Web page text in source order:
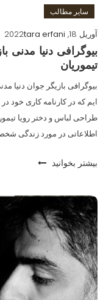
سایر مطالب
آوریل 18, 2022
tara erfani
بیوگرافی دنیا
تیموریان
بیوگرافی بازیگر جوان دنیا
ایم که در کارنامه کاری
طراحی لباس و دختر رویا
اطلاعاتی در مورد زندگی
بیشتر بخوانید